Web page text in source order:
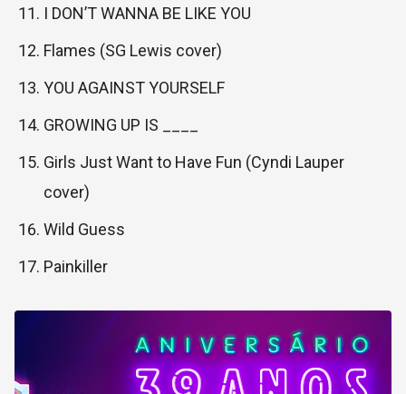
I DON’T WANNA BE LIKE YOU
Flames (SG Lewis cover)
YOU AGAINST YOURSELF
GROWING UP IS ____
Girls Just Want to Have Fun (Cyndi Lauper
cover)
Wild Guess
Painkiller